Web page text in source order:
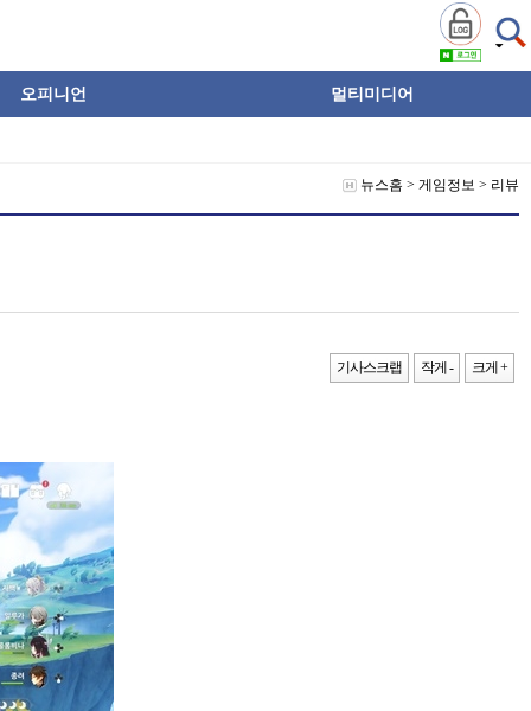
오피니언 멀티미디어
뉴스홈 > 게임정보 > 리뷰
기사스크랩 작게 - 크게 +